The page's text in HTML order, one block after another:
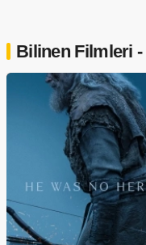
Bilinen Filmleri -